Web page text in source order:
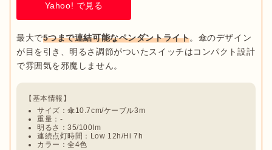
Yahoo! で見る
最大で5つまで連結可能なペンダントライト。傘のデザイン
が目を引き、明るさ調節がついたスイッチはコンパクト設計
サイズ：傘10.7cm/ケーブル3m
重量：-
明るさ：35/100lm
連続点灯時間：Low 12h/Hi 7h
カラー：全4色